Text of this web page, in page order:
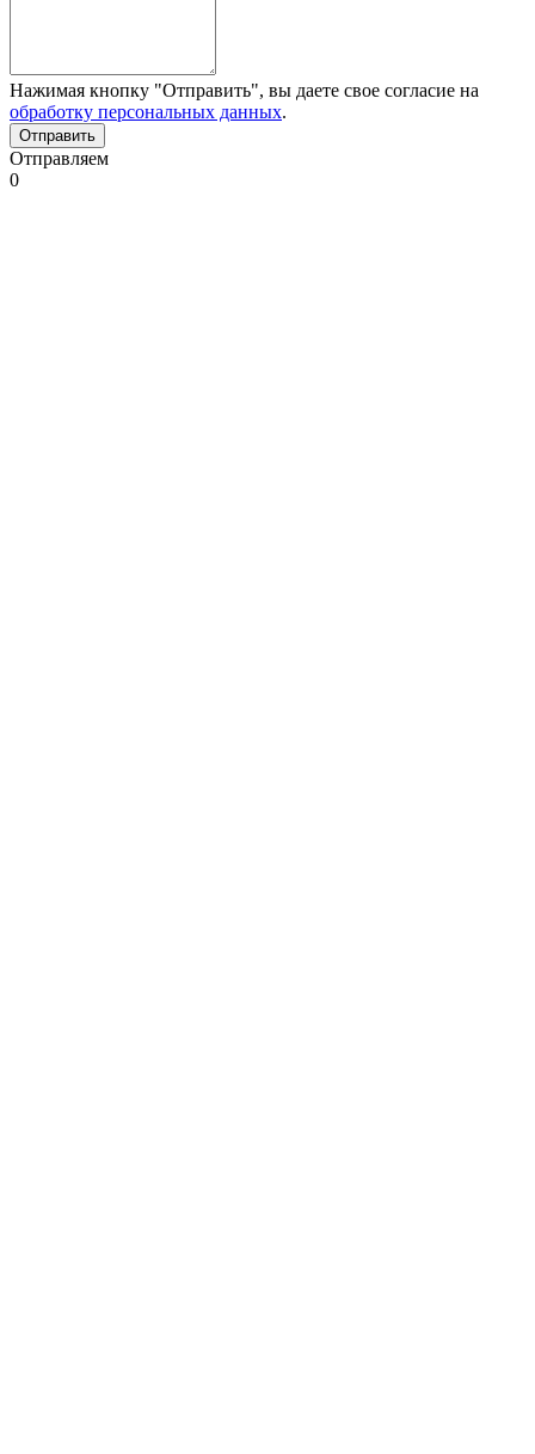
Нажимая кнопку "Отправить", вы даете свое согласие на
обработку персональных данных.
Отправляем
0